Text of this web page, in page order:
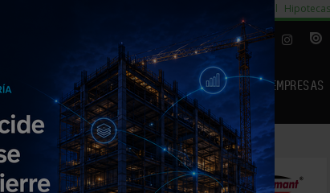
29% cambiar al alquiler temporal
|
PRODUCTOS AGENDA ARTÍCULOS EMPRESAS
EMPRESAS PREMIUM